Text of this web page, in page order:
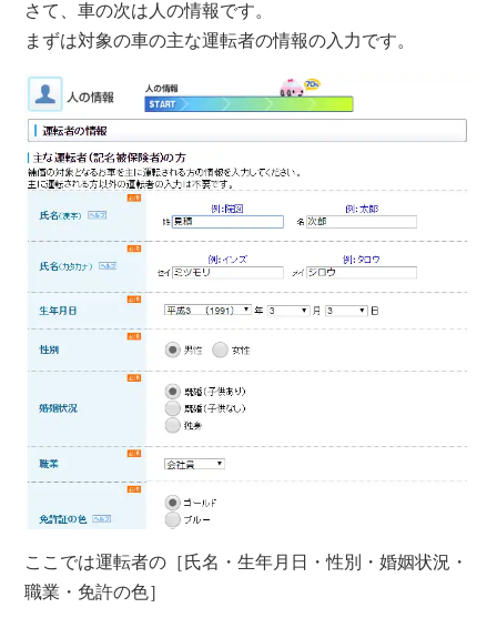
さて、車の次は人の情報です。
まずは対象の車の主な運転者の情報の入力です。
ここでは運転者の ［氏名・生年月日・性別・婚姻状況・
職業・免許の色］